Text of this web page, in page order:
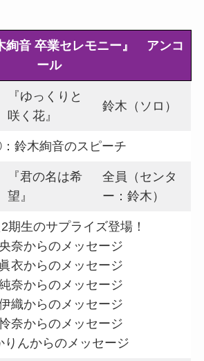
絢音 卒業セレモニー』 アンコ
ール
『ゆっくりと
咲く花』
鈴木（ソロ）
鈴木絢音のスピーチ
『君の名は希
望』
全員（センタ
ー：鈴木）
期生のサプライズ登場！
奈からのメッセージ
衣からのメッセージ
奈からのメッセージ
織からのメッセージ
奈からのメッセージ
りんからのメッセージ